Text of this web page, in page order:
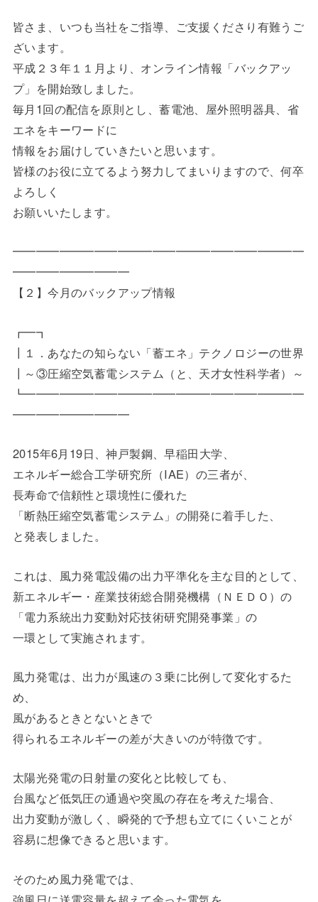
皆さま、いつも当社をご指導、ご支援くださり有難うご
ざいます。
平成２３年１１月より、オンライン情報「バックアッ
プ」を開始致しました。
毎月1回の配信を原則とし、蓄電池、屋外照明器具、省
エネをキーワードに
情報をお届けしていきたいと思います。
皆様のお役に立てるよう努力してまいりますので、何卒
よろしく
お願いいたします。
━━━━━━━━━━━━━━━━━━━━━━━━━
━━━━━━━━━━
【２】今月のバックアップ情報
┏━┓
┃１．あなたの知らない「蓄エネ」テクノロジーの世界
┃～③圧縮空気蓄電システム（と、天才女性科学者）～
┗━━━━━━━━━━━━━━━━━━━━━━━━
━━━━━━━━━━
2015年6月19日、神戸製鋼、早稲田大学、
エネルギー総合工学研究所（IAE）の三者が、
長寿命で信頼性と環境性に優れた
「断熱圧縮空気蓄電システム」の開発に着手した、
と発表しました。
これは、風力発電設備の出力平準化を主な目的として、
新エネルギー・産業技術総合開発機構（ＮＥＤＯ）の
「電力系統出力変動対応技術研究開発事業」の
一環として実施されます。
風力発電は、出力が風速の３乗に比例して変化するた
め、
風があるときとないときで
得られるエネルギーの差が大きいのが特徴です。
太陽光発電の日射量の変化と比較しても、
台風など低気圧の通過や突風の存在を考えた場合、
出力変動が激しく、瞬発的で予想も立てにくいことが
容易に想像できると思います。
そのため風力発電では、